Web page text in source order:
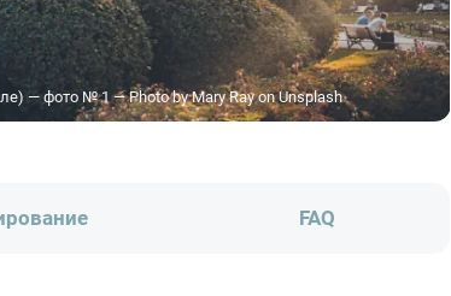
— фото № 1 — Photo by Mary Ray on Unsplash
FAQ